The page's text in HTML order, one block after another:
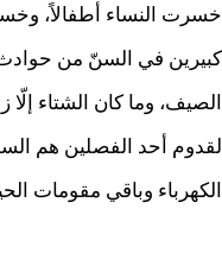
خسرت النساء أطفالاً،
كبيرين في السنّ من حوادث
الصيف، وما كان الشتاء
لقدوم أحد الفصلين هم
الكهرباء وباقي مقومات